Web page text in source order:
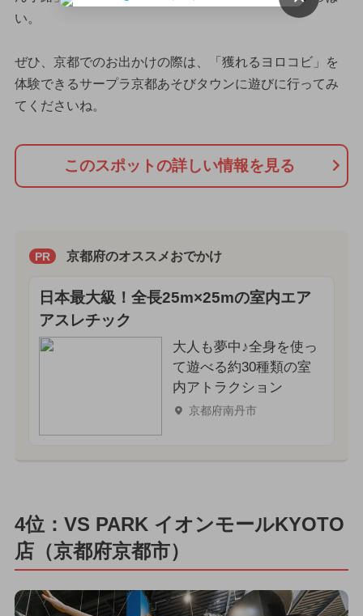
い。
ぜひ、京都でのお出かけの際は、「獲れるヨロコビ」を
体験できるサープラ京都あそびタウンに遊びに行ってみ
てくださいね。
このスポットの詳しい情報を見る
PR 京都府のオススメおでかけ
日本最大級！全長25m×25mの室内エア
アスレチック
大人も夢中♪全身を使っ
て遊べる約30種類の室
内アトラクション
京都府南丹市
4位：VS PARK イオンモールKYOTO
店（京都府京都市）